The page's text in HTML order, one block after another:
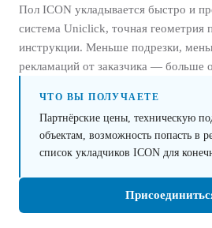
Пол ICON укладывается быстро и
система Uniclick, точная геометрия
инструкции. Меньше подрезки,
рекламаций от заказчика — больше
ЧТО ВЫ ПОЛУЧАЕТЕ
Партнёрские цены, техническую
объектам, возможность попасть в
список укладчиков ICON для